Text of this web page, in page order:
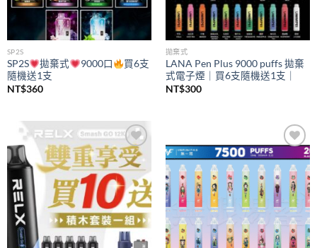
SP2S
SP2S 拋棄式 9000口
買6支
隨機送1支
NT$360
拋棄式
LANA Pen Plus 9000 puffs 拋棄
式電子煙｜買6支隨機送1支｜
NT$300
Add to
wishlist
Add to
wishlist